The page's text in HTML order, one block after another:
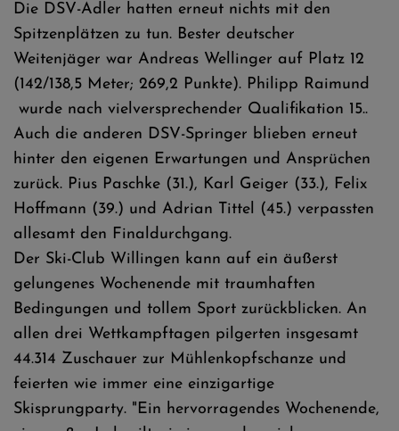
Die DSV-Adler hatten erneut nichts mit den
Spitzenplätzen zu tun. Bester deutscher
Weitenjäger war Andreas Wellinger auf Platz 12
(142/138,5 Meter; 269,2 Punkte). Philipp Raimund
wurde nach vielversprechender Qualifikation 15..
Auch die anderen DSV-Springer blieben erneut
hinter den eigenen Erwartungen und Ansprüchen
zurück. Pius Paschke (31.), Karl Geiger (33.), Felix
Hoffmann (39.) und Adrian Tittel (45.) verpassten
allesamt den Finaldurchgang.
Der Ski-Club Willingen kann auf ein äußerst
gelungenes Wochenende mit traumhaften
Bedingungen und tollem Sport zurückblicken. An
allen drei Wettkampftagen pilgerten insgesamt
44.314 Zuschauer zur Mühlenkopfschanze und
feierten wie immer eine einzigartige
Skisprungparty. "Ein hervorragendes Wochenende,